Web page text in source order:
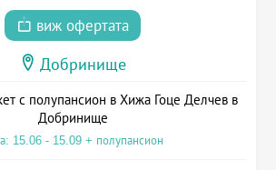
виж офертата
Добринище
с полупансион в Хижа Гоце Делчев в
Добринище
15.06 - 15.09 + полупансион